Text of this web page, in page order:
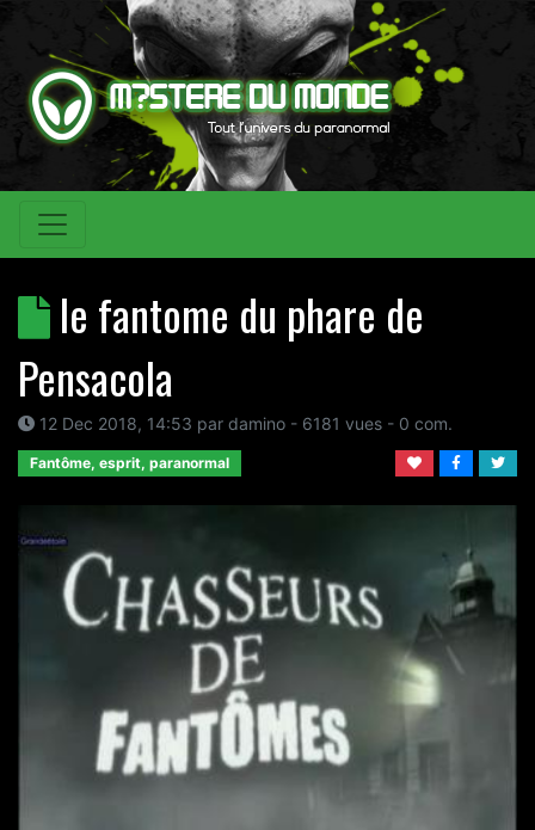
le fantome du phare de
Pensacola
12 Dec 2018, 14:53 par damino - 6181 vues - 0 com.
Fantôme, esprit, paranormal